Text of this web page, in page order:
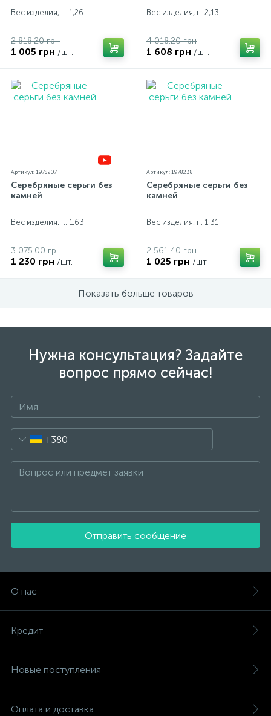
Вес изделия, г.: 1,26
2 818.20 грн
1 005 грн /шт.
Вес изделия, г.: 2,13
4 018.20 грн
1 608 грн /шт.
Артикул: 1978207
Серебряные серьги без
камней
Вес изделия, г.: 1,63
3 075.00 грн
1 230 грн /шт.
Артикул: 1978238
Серебряные серьги без
камней
Вес изделия, г.: 1,31
2 561.40 грн
1 025 грн /шт.
Показать больше товаров
Нужна консультация? Задайте
вопрос прямо сейчас!
+380
Отправить сообщение
О нас
Кредит
Новые поступления
Оплата и доставка